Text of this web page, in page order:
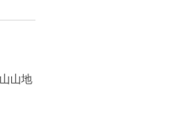
山地